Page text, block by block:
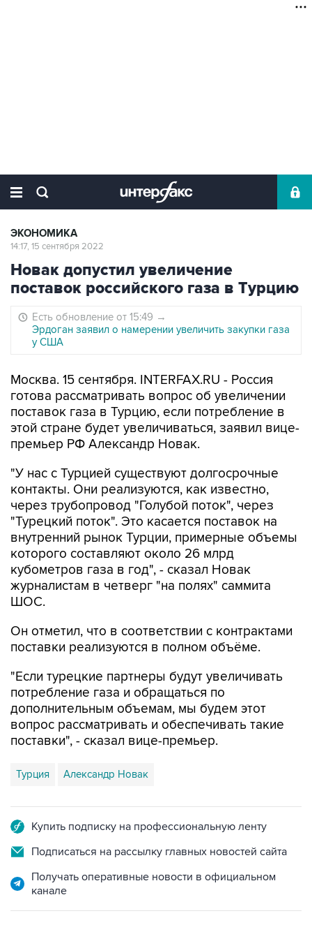
ЭКОНОМИКА
14:17, 15 сентября 2022
Новак допустил увеличение
поставок российского газа в Турцию
Есть обновление от 15:49 →
Эрдоган заявил о намерении увеличить закупки газа
у США
Москва. 15 сентября. INTERFAX.RU - Россия
готова рассматривать вопрос об увеличении
поставок газа в Турцию, если потребление в
этой стране будет увеличиваться, заявил вице-
премьер РФ Александр Новак.
"У нас с Турцией существуют долгосрочные
контакты. Они реализуются, как известно,
через трубопровод "Голубой поток", через
"Турецкий поток". Это касается поставок на
внутренний рынок Турции, примерные объемы
которого составляют около 26 млрд
кубометров газа в год", - сказал Новак
журналистам в четверг "на полях" саммита
ШОС.
Он отметил, что в соответствии с контрактами
поставки реализуются в полном объёме.
"Если турецкие партнеры будут увеличивать
потребление газа и обращаться по
дополнительным объемам, мы будем этот
вопрос рассматривать и обеспечивать такие
поставки", - сказал вице-премьер.
Турция Александр Новак
Купить подписку на профессиональную ленту
Подписаться на рассылку главных новостей сайта
Получать оперативные новости в официальном
канале